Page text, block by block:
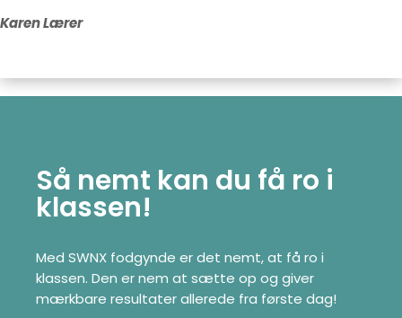
Karen Lærer
Så nemt kan du få ro i
klassen!
Med SWNX fodgynde er det nemt, at få ro i
klassen. Den er nem at sætte op og giver
mærkbare resultater allerede fra første dag!